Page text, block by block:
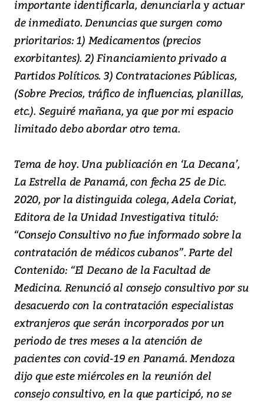
importante identificarla, denunciarla y actuar
de inmediato. Denuncias que surgen como
prioritarios: 1) Medicamentos (precios
exorbitantes). 2) Financiamiento privado a
Partidos Políticos. 3) Contrataciones Públicas,
(Sobre Precios, tráfico de influencias, planillas,
etc.). Seguiré mañana, ya que por mi espacio
limitado debo abordar otro tema.
Tema de hoy. Una publicación en ‘La Decana’,
La Estrella de Panamá, con fecha 25 de Dic.
2020, por la distinguida colega, Adela Coriat,
Editora de la Unidad Investigativa tituló:
“Consejo Consultivo no fue informado sobre la
contratación de médicos cubanos”. Parte del
Contenido: “El Decano de la Facultad de
Medicina. Renunció al consejo consultivo por su
desacuerdo con la contratación especialistas
extranjeros que serán incorporados por un
periodo de tres meses a la atención de
pacientes con covid-19 en Panamá. Mendoza
dijo que este miércoles en la reunión del
consejo consultivo, en la que participó, no se